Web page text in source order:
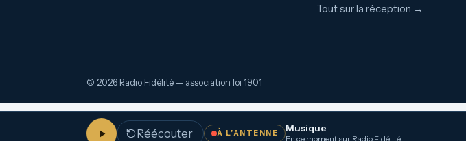
Tout sur la réception →
© 2026 Radio Fidélité — association loi 1901
Réécouter À L’ANTENNE Musique
En ce moment sur Radio Fidélité